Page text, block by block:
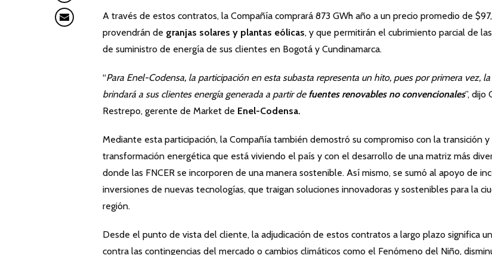
A través de estos contratos, la Compañía comprará 873 GWh año a un precio promedio de
provendrán de granjas solares y plantas eólicas, y que permitirán el cubrimiento parcial de
de suministro de energía de sus clientes en Bogotá y Cundinamarca.
“Para Enel-Codensa, la participación en esta subasta representa un hito, pues por primera vez,
brindará a sus clientes energía generada a partir de fuentes renovables no convencionales”, dijo
Restrepo, gerente de Market de Enel-Codensa.
Mediante esta participación, la Compañía también demostró su compromiso con la transición y
transformación energética que está viviendo el país y con el desarrollo de una matriz más
donde las FNCER se incorporen de una manera sostenible. Así mismo, se sumó al apoyo de
inversiones de nuevas tecnologías, que traigan soluciones innovadoras y sostenibles para la
región.
Desde el punto de vista del cliente, la adjudicación de estos contratos a largo plazo significa
contra las contingencias del mercado o cambios climáticos como el Fenómeno del Niño,